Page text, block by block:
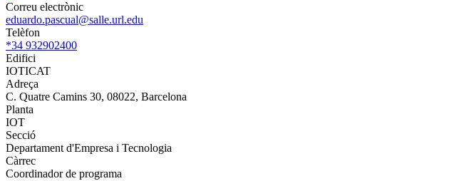
Correu electrònic
eduardo.pascual@salle.url.edu
Telèfon
*34 932902400
Edifici
IOTICAT
Adreça
C. Quatre Camins 30, 08022, Barcelona
Planta
IOT
Secció
Departament d'Empresa i Tecnologia
Càrrec
Coordinador de programa